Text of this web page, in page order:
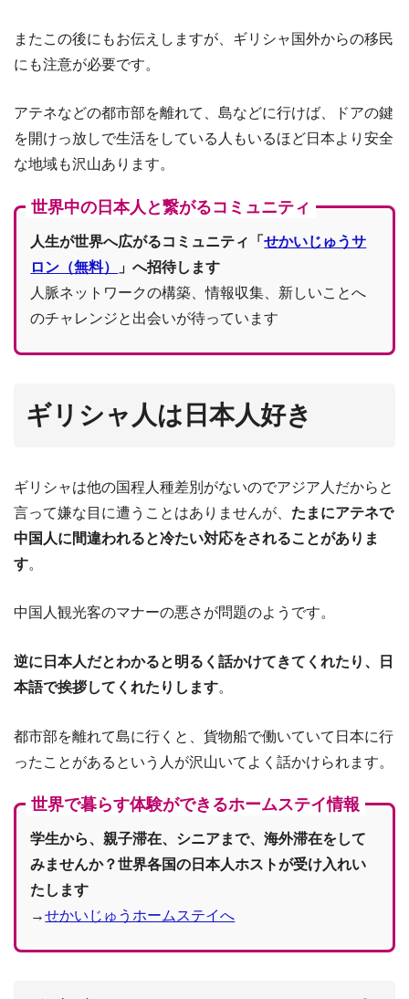
またこの後にもお伝えしますが、ギリシャ国外からの移民
にも注意が必要です。
アテネなどの都市部を離れて、島などに行けば、ドアの鍵
を開けっ放しで生活をしている人もいるほど日本より安全
な地域も沢山あります。
世界中の日本人と繋がるコミュニティ
人生が世界へ広がるコミュニティ「せかいじゅうサ
ロン（無料）
」へ招待します
人脈ネットワークの構築、情報収集、新しいことへ
のチャレンジと出会いが待っています
ギリシャ人は日本人好き
ギリシャは他の国程人種差別がないのでアジア人だからと
言って嫌な目に遭うことはありませんが、 たまにアテネで
中国人に間違われると冷たい対応をされることがありま
す。
中国人観光客のマナーの悪さが問題のようです。
逆に日本人だとわかると明るく話かけてきてくれたり、日
本語で挨拶してくれたりします。
都市部を離れて島に行くと、貨物船で働いていて日本に行
ったことがあるという人が沢山いてよく話かけられます。
世界で暮らす体験ができるホームステイ情報
学生から、親子滞在、シニアまで、海外滞在をして
みませんか？世界各国の日本人ホストが受け入れい
たします
→せかいじゅうホームステイへ